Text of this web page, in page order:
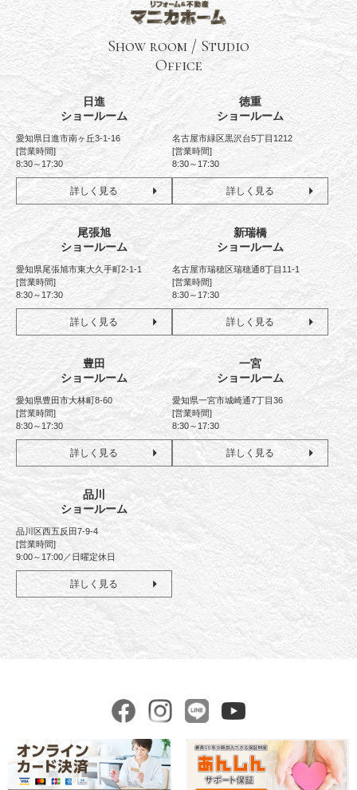
Show room / Studio
Office
日進
ショールーム
愛知県日進市南ヶ丘3-1-16
[営業時間]
8:30～17:30
詳しく見る
徳重
ショールーム
名古屋市緑区黒沢台5丁目1212
[営業時間]
8:30～17:30
詳しく見る
尾張旭
ショールーム
愛知県尾張旭市東大久手町2-1-1
[営業時間]
8:30～17:30
詳しく見る
新瑞橋
ショールーム
名古屋市瑞穂区瑞穂通8丁目11-1
[営業時間]
8:30～17:30
詳しく見る
豊田
ショールーム
愛知県豊田市大林町8-60
[営業時間]
8:30～17:30
詳しく見る
一宮
ショールーム
愛知県一宮市城崎通7丁目36
[営業時間]
8:30～17:30
詳しく見る
品川
ショールーム
品川区西五反田7-9-4
[営業時間]
9:00～17:00／日曜定休日
詳しく見る